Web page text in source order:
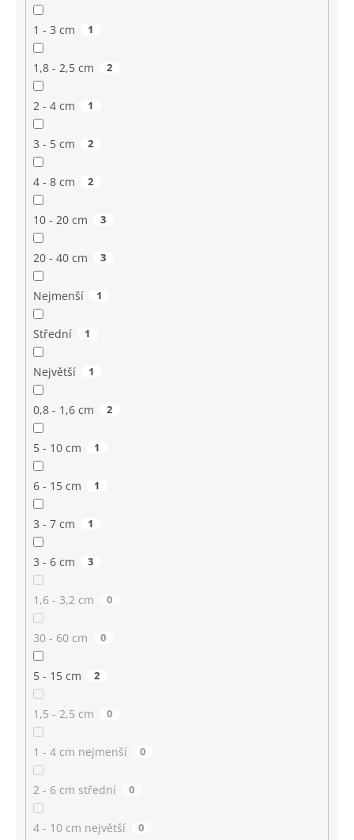
1 - 3 cm 1
1,8 - 2,5 cm 2
2 - 4 cm 1
3 - 5 cm 2
4 - 8 cm 2
10 - 20 cm 3
20 - 40 cm 3
Nejmenší 1
Střední 1
Největší 1
0,8 - 1,6 cm 2
5 - 10 cm 1
6 - 15 cm 1
3 - 7 cm 1
3 - 6 cm 3
1,6 - 3,2 cm 0
30 - 60 cm 0
5 - 15 cm 2
1,5 - 2,5 cm 0
1 - 4 cm nejmenší 0
2 - 6 cm střední 0
4 - 10 cm největší 0